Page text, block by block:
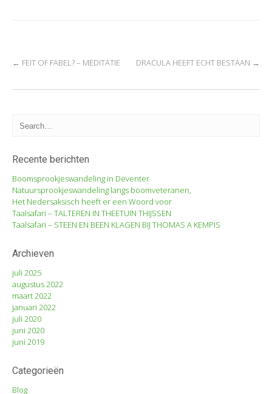
← FEIT OF FABEL? – MEDITATIE DRACULA HEEFT ECHT BESTAAN →
Recente berichten
Boomsprookjeswandeling in Deventer
Natuursprookjeswandeling langs boomveteranen,
Het Nedersaksisch heeft er een Woord voor
Taalsafari – TALTEREN IN THEETUIN THIJSSEN
Taalsafari – STEEN EN BEEN KLAGEN BIJ THOMAS A KEMPIS
Archieven
juli 2025
augustus 2022
maart 2022
januari 2022
juli 2020
juni 2020
juni 2019
Categorieën
Blog